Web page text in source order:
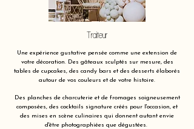
Traiteur
Une expérience gustative pensée comme une extension de
votre décoration. Des gâteaux sculptés sur mesure, des
tables de cupcakes, des candy bars et des desserts élaborés
autour de vos couleurs et de votre histoire.
Des planches de charcuterie et de fromages soigneusement
composées, des cocktails signature créés pour l'occasion, et
des mises en scène culinaires qui donnent autant envie
d'être photographiées que dégustées.